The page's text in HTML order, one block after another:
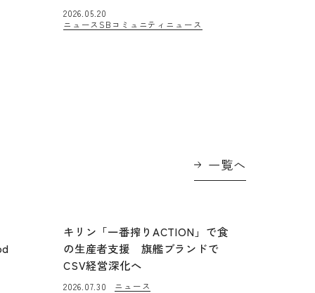
2026.05.20
ニュース SBコミュニティニュース
一覧へ
キリン「一番搾りACTION」で食
の生産者支援 旗艦ブランドで
CSV経営深化へ
2026.07.30 ニュース